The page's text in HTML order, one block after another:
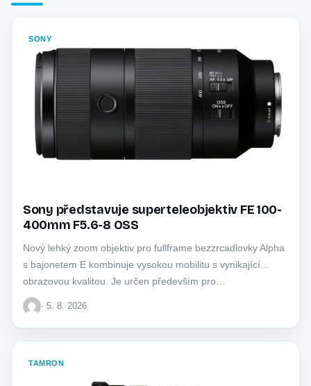
SONY
Sony představuje superteleobjektiv FE 100-
400mm F5.6-8 OSS
Nový lehký zoom objektiv pro fullframe bezzrcadlovky Alpha
s bajonetem E kombinuje vysokou mobilitu s vynikající
obrazovou kvalitou. Je určen především pro…
· 5. 8. 2026
TAMRON